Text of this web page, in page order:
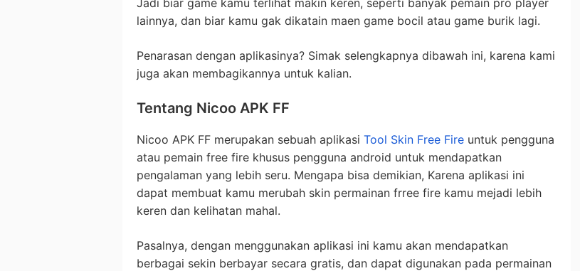
lainnya, dan biar kamu gak dikatain maen game bocil atau game burik lagi.
Penarasan dengan aplikasinya? Simak selengkapnya dibawah ini, karena kami
juga akan membagikannya untuk kalian.
Tentang Nicoo APK FF
Nicoo APK FF merupakan sebuah aplikasi Tool Skin Free Fire untuk pengguna
atau pemain free fire khusus pengguna android untuk mendapatkan
pengalaman yang lebih seru. Mengapa bisa demikian, Karena aplikasi ini
dapat membuat kamu merubah skin permainan frree fire kamu mejadi lebih
keren dan kelihatan mahal.
Pasalnya, dengan menggunakan aplikasi ini kamu akan mendapatkan
berbagai sekin berbayar secara gratis, dan dapat digunakan pada permainan